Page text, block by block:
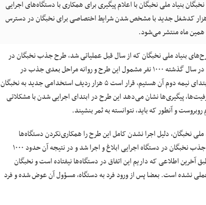
بنیاد ملی نخبگان با اعلام پیگیری برای همکاری با دستگاه‌های اجرایی
جذب نخبگان گفت: حدود ۴ هزار کدشغل جدید با مشخص شدن شرایط اختصاصی برای نخبگان در دسترس
همین ماه منتشر می‌شود.
بنیاد ملی نخبگان که از سال قبل عملیاتی شد، طرح جذب نخبگان در
دستگاه‌های اجرایی کشور بوده است. در سال گذشته ۱۰۰۰ نفر مشمول این طرح و روانه مراحل بعدی جذب در
دستگاه‌ها شدند و امسال نیز، که در ابتدای نیمه دوم آن هستیم، قرار است ۵ هزار ردیف استخدامی جدید به نخبگان
پیگیری‌ها نشان می‌دهد این طرح در ابتدای اجرایی شدن با مشکلاتی
و آنطور که باید، نتوانسته به ثمر بنشیند.
نخبگان، دلیل اجرا نشدن کامل این طرح را همکاری‌نکردن دستگاه‌ها
دانست و گفت: از سال گذشته، طرح جذب نخبگان در دستگاه اجرایی ابلاغ و اجرا شد و در نتیجه آن حدود ۱۰۰۰
اطلاعی که داریم این اتفاق در دستگاه‌ها نیفتاده است و نخبگان
نشده است. بعضا پس از ورود فرد به دستگاه، مسؤول آن عوض شده و فرد